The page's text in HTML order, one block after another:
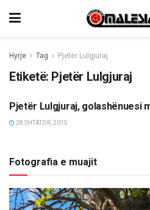
Hyrje Tag Pjetër Lulgjuraj
Etiketë: Pjetër Lulgjuraj
SPORT
Pjetër Lulgjuraj, golashënuesi
28 SHTATOR, 2015
Fotografia e muajit